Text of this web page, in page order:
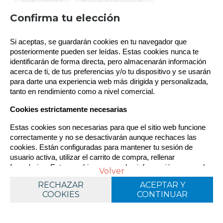
CINE Y SERIES
FUNKO POP MARVEL
TIPOS DE FUNKO POP!
MERCHANDISING
TAGS AGRUPADOS
TIPO DE POP
FUNKO POP! REGULAR
TAGS
DEADPOOL & WOLVERINE
WOLVERINE 50TH
Política de gestión de Cookies
funcionamiento del sitio. Además, se utilizan otras de
terceros que analizan cómo se usan nuestros servicios
para mejorar la experiencia de usuario, divulgar ofertas
comerciales personalizadas o realizar análisis de sus
hábitos de navegación. Pulse el botón para aceptarlas o
“Configurar” para poder bloquearlas. Puede revisar toda la
momento desde nuestra Política de Cookies.
Política de cookies
RECHAZAR
COOKIES
ACEPTAR Y
CONTINUAR
Confirma tu elección
Si aceptas, se guardarán cookies en tu navegador que
posteriormente pueden ser leídas. Estas cookies nunca te
identificarán de forma directa, pero almacenarán información
acerca de ti, de tus preferencias y/o tu dispositivo y se usarán
para darte una experiencia web más dirigida y personalizada,
tanto en rendimiento como a nivel comercial.
Cookies estrictamente necesarias
Estas cookies son necesarias para que el sitio web funcione
correctamente y no se desactivarán aunque rechaces las
cookies. Están configuradas para mantener tu sesión de
usuario activa, utilizar el carrito de compra, rellenar
formularios. Estas cookies no guardan información personal
Cookies dirigidas
Volver
RECHAZAR
COOKIES
ACEPTAR Y
CONTINUAR